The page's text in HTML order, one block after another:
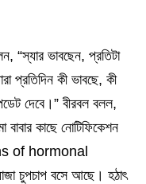
ভাবছেন, প্রতিটা
প্রতিদিন কী ভাবছে, কী
দেবে।” বীরবল বলল,
কাছে নোটিফিকেশন
of hormonal
চুপচাপ বসে আছে। হঠাৎ